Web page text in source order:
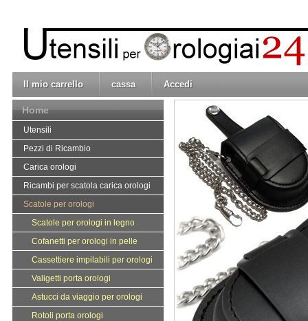
Il mio carrello cassa Accedi
Home
Utensili
Pezzi di Ricambio
Carica orologi
Ricambi per scatola carica orologi
Scatole per orologi
Scatole per orologi in legno
Cofanetti per orologi in pelle
Cassettiere impilabili per orologi
Valigetti porta orologi
Astucci da viaggio per orologi
Rotoli porta orologi